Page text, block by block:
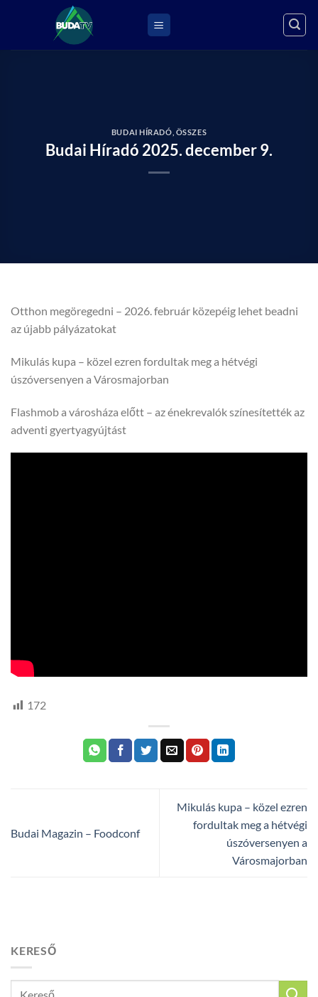
BUDAI HÍRADÓ ÖSSZES
Budai Híradó 2025. december 9.
Otthon megöregedni – 2026. február közepéig lehet beadni
az újabb pályázatokat
Mikulás kupa – közel ezren fordultak meg a hétvégi
úszóversenyen a Városmajorban
Flashmob a városháza előtt – az énekrevalók színesítették az
adventi gyertyagyújtást
172
Budai Magazin – Foodconf
Mikulás kupa – közel ezren
fordultak meg a hétvégi
úszóversenyen a
Városmajorban
KERESŐ